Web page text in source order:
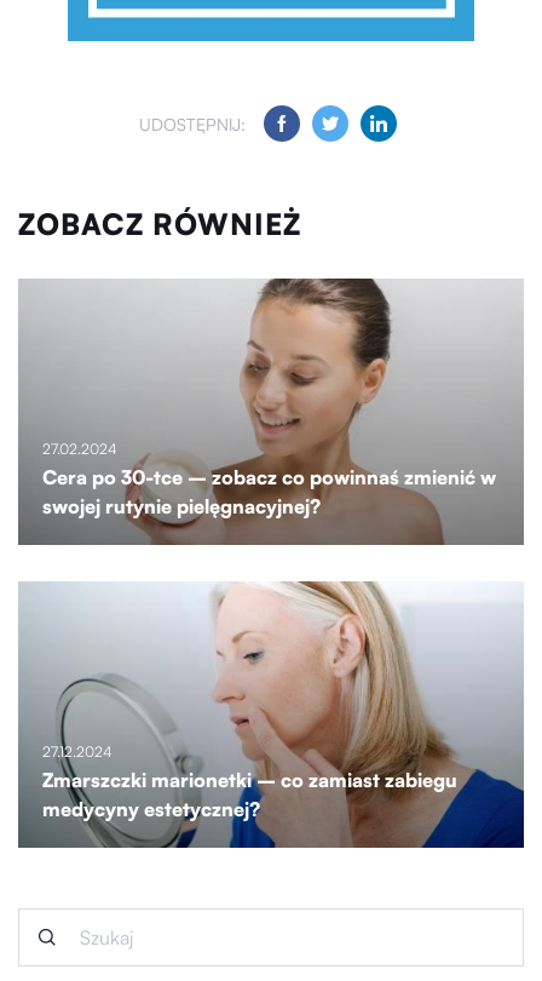
UDOSTĘPNIJ:
ZOBACZ RÓWNIEŻ
27.02.2024
Cera po 30-tce – zobacz co powinnaś zmienić w
swojej rutynie pielęgnacyjnej?
27.12.2024
Zmarszczki marionetki – co zamiast zabiegu
medycyny estetycznej?